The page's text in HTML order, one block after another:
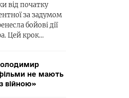
від початку
за задумом
бойові дії
Цей крок…
не мають
війною»